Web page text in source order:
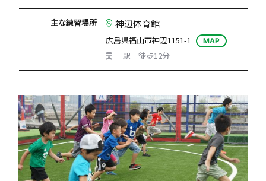
主な練習場所 神辺体育館
広島県福山市神辺1151-1 MAP
駅 徒歩12分